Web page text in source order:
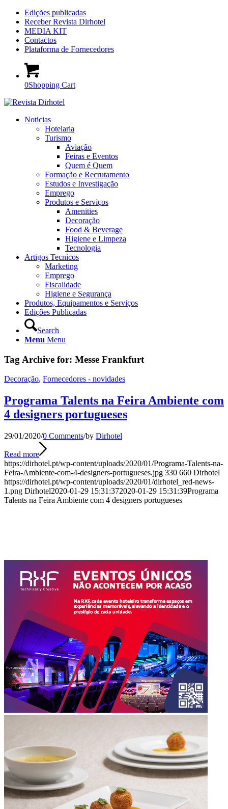
Edições publicadas
Receber Revista Dirhotel
MEDIA KIT
Contactos
Plataforma de Fornecedores
0Shopping Cart
Noticias
Hotelaria
Turismo
Aviação
Feiras e Eventos
Quem é Quem
Formação e Recrutamento
Estudos e Investigação
Emprego
Produtos e Serviços
Amenities
Decoração
Food & Beverage
Higiene e Limpeza
Tecnologia
Artigos Tecnicos
Marketing
Emprego
Fiscalidade
Higiene e Segurança
Produtos, Equipamentos e Serviços
Edições Publicadas
Search
Menu Menu
Tag Archive for: Messe Frankfurt
Decoração, Fornecedores - novidades
Programa Talents na Feira Ambiente com
4 designers portugueses
29/01/2020/0 Comments/by Dirhotel
Read more
https://dirhotel.pt/wp-content/uploads/2020/01/Programa-Talents-na-
Feira-Ambiente-com-4-designers-portugueses.jpg 330 660 Dirhotel
https://dirhotel.pt/wp-content/uploads/2020/01/dirhotel_red-news-
1.png Dirhotel2020-01-29 15:31:372020-01-29 15:31:39Programa
Talents na Feira Ambiente com 4 designers portugueses